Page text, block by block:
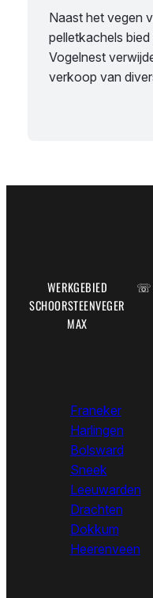
Naast het vegen
pelletkachels
Vogelnest
verkoop van
WERKGEBIED
SCHOORSTEENVEGER
MAX
☏
Franeker
Harlingen
Bolsward
Sneek
Leeuwarden
Drachten
Dokkum
Heerenveen